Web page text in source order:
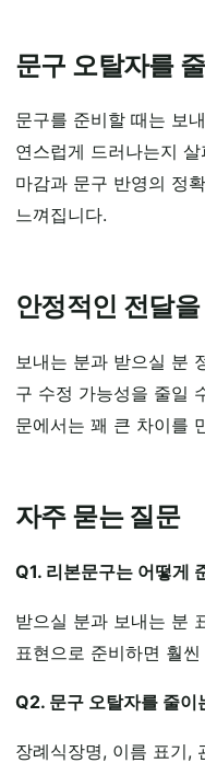
문구 오탈자를
문구를 준비할 때는 보
연스럽게 드러나는지
마감과 문구 반영의 정
느껴집니다.
안정적인 전달
보내는 분과 받으실 분
구 수정 가능성을 줄일
문에서는 꽤 큰 차이를
자주 묻는 질문
Q1. 리본문구는 어떻게
받으실 분과 보내는 분
표현으로 준비하면 훨
Q2. 문구 오탈자를 줄이
장례식장명, 이름 표기,